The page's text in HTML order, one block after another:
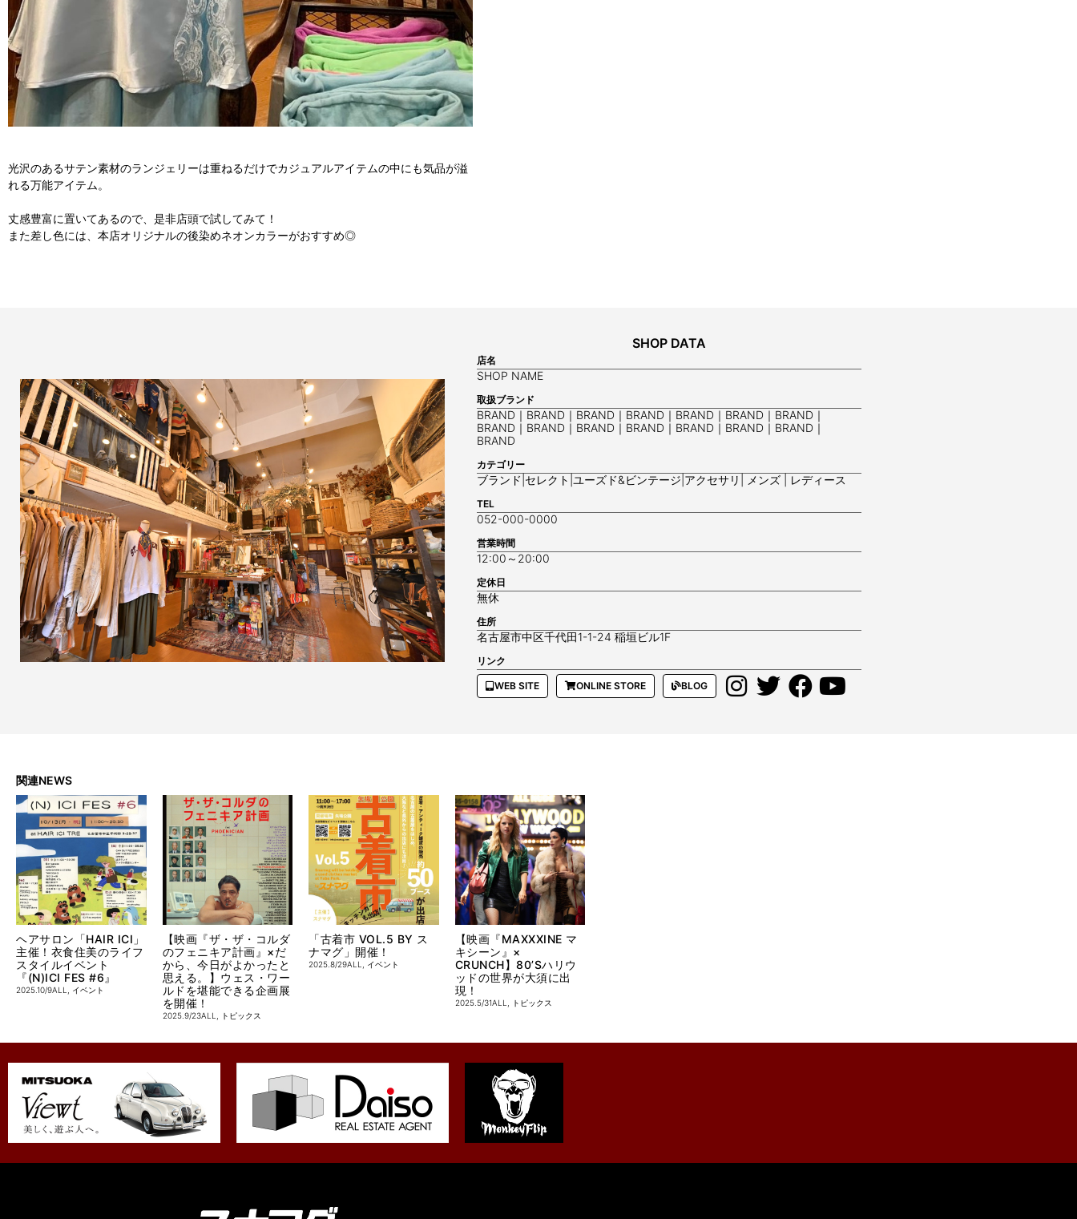
光沢のあるサテン素材のランジェリーは重ねるだけでカジュアルアイテムの中にも気品が溢
れる万能アイテム。
丈感豊富に置いてあるので、是非店頭で試してみて！
また差し色には、本店オリジナルの後染めネオンカラーがおすすめ◎
SHOP DATA
店名
SHOP NAME
取扱ブランド
BRAND｜BRAND｜BRAND｜BRAND｜BRAND｜BRAND｜BRAND｜
BRAND｜BRAND｜BRAND｜BRAND｜BRAND｜BRAND｜BRAND｜
BRAND
カテゴリー
ブランド|セレクト|ユーズド&ビンテージ|アクセサリ| メンズ | レディース
TEL
052-000-0000
営業時間
12:00～20:00
定休日
無休
住所
名古屋市中区千代田1-1-24 稲垣ビル1F
リンク
WEB SITE ONLINE STORE BLOG
関連NEWS
ヘアサロン「HAIR ICI」
主催！衣食住美のライフ
スタイルイベント
『(N)ICI FES #6』
2025.10/9ALL イベント
【映画『ザ・ザ・コルダ
のフェニキア計画』×だ
から、今日がよかったと
思える。】ウェス・ワー
ルドを堪能できる企画展
を開催！
2025.9/23ALL トピックス
「古着市 VOL.5 BY ス
ナマグ」開催！
2025.8/29ALL イベント
【映画『MAXXXINE マ
キシーン』×
CRUNCH】80’Sハリウ
ッドの世界が大須に出
現！
2025.5/31ALL トピックス